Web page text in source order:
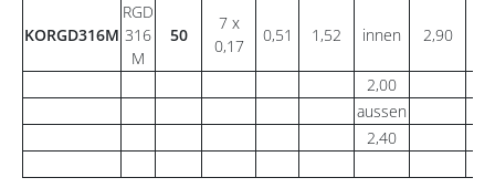
KORGD316M
RGD
316
M
50
7 x
0,17
0,51 1,52 innen 2,90
2,00
aussen
2,40